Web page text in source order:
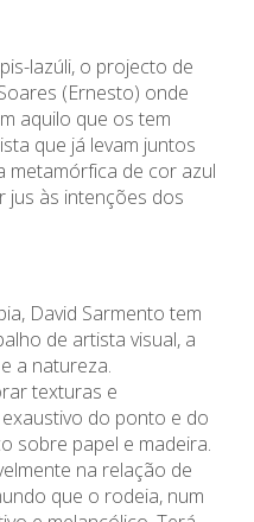
lazúli, o projecto de
(Ernesto) onde
aquilo que os tem
que já levam juntos
metamórfica de cor azul
jus às intenções dos
David Sarmento tem
de artista visual, a
a natureza.
texturas e
do ponto e do
sobre papel e madeira.
na relação de
que o rodeia, num